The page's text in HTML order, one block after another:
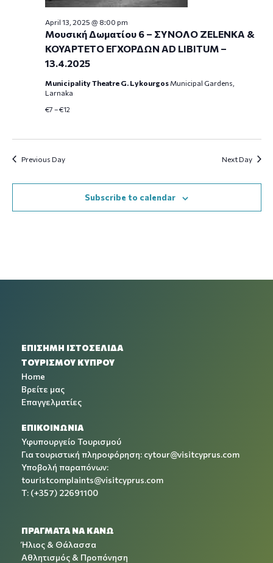
Μουσική Δωματίου 6 – ΣΥΝΟΛΟ ZELENKA &
ΚΟΥΑΡΤΕΤΟ ΕΓΧΟΡΔΩΝ AD LIBITUM –
13.4.2025
April 13, 2025 @ 8:00 pm
Municipality Theatre G. Lykourgos Municipal Gardens,
Larnaka
€7 – €12
Previous Day Next Day
Subscribe to calendar
ΕΠΙΣΗΜΗ ΙΣΤΟΣΕΛΙΔΑ
ΤΟΥΡΙΣΜΟΥ ΚΥΠΡΟΥ
Home
Βρείτε μας
Επαγγελματίες
ΕΠΙΚΟΙΝΩΝΙΑ
Υφυπουργείο Τουρισμού
Για τουριστική πληροφόρηση: cytour@visitcyprus.com
Υποβολή παραπόνων:
touristcomplaints@visitcyprus.com
T: (+357) 22691100
ΠΡΑΓΜΑΤΑ ΝΑ ΚΑΝΩ
Ήλιος & Θάλασσα
Αθλητισμός & Προπόνηση